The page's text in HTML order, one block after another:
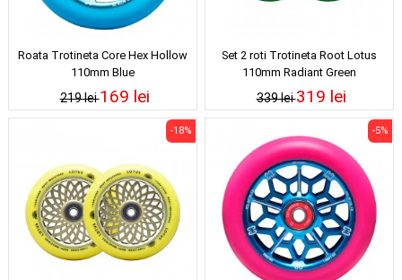
Roata Trotineta Core Hex Hollow
110mm Blue
219 lei169 lei
Set 2 roti Trotineta Root Lotus
110mm Radiant Green
339 lei319 lei
-18% -5%